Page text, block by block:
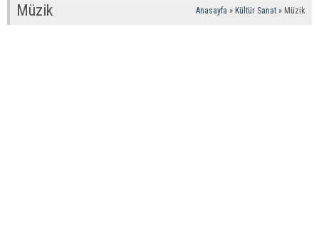
Anasayfa » Kültür Sanat » Müzik
Müzik